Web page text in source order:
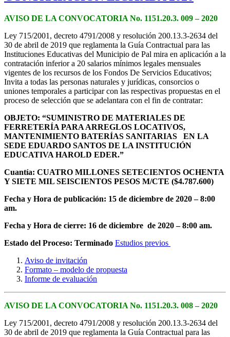
AVISO DE LA CONVOCATORIA No. 1151.20.3. 009 – 2020
Ley 715/2001, decreto 4791/2008 y resolución 200.13.3-2634 del
30 de abril de 2019 que reglamenta la Guía Contractual para las
Instituciones Educativas del Municipio de Pal mira en aplicación a la
contratación inferior a 20 salarios mínimos legales mensuales
vigentes de los recursos de los Fondos De Servicios Educativos;
Invita a todas las personas naturales y jurídicas, consorcios o
uniones temporales a participar con las respectivas propuestas en el
proceso de selección que se adelantara con el fin de contratar:
OBJETO: “SUMINISTRO DE MATERIALES DE
FERRETERÍA PARA ARREGLOS LOCATIVOS,
MANTENIMIENTO BATERÍAS SANITARIAS EN LA
SEDE EDUARDO SANTOS DE LA INSTITUCIÓN
EDUCATIVA HAROLD EDER.”
Cuantía: CUATRO MILLONES SETECIENTOS OCHENTA
Y SIETE MIL SEISCIENTOS PESOS M/CTE ($4.787.600)
Fecha y Hora de publicación: 15 de diciembre de 2020 – 8:00
am.
Fecha y Hora de cierre: 16 de diciembre de 2020 – 8:00 am.
Estado del Proceso: Terminado Estudios previos
Aviso de invitación
Formato – modelo de propuesta
Informe de evaluación
AVISO DE LA CONVOCATORIA No. 1151.20.3. 008 – 2020
Ley 715/2001, decreto 4791/2008 y resolución 200.13.3-2634 del
30 de abril de 2019 que reglamenta la Guía Contractual para las